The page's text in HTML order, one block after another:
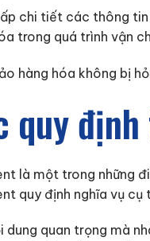
chi tiết các thông
trong quá trình vận
hàng hóa không bị
quy
là một trong những
quy định nghĩa vụ
dung quan trọng mà